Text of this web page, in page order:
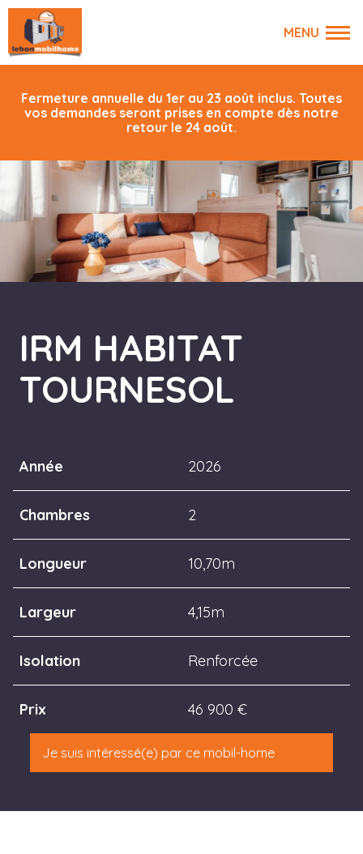
Fermeture annuelle du 1er au 23 août inclus. Toutes
vos demandes seront prises en compte dès notre
retour le 24 août.
IRM HABITAT
TOURNESOL
Année 2026
Chambres 2
Longueur 10,70m
Largeur 4,15m
Isolation Renforcée
Prix 46 900 €
Je suis intéressé(e) par ce mobil-home